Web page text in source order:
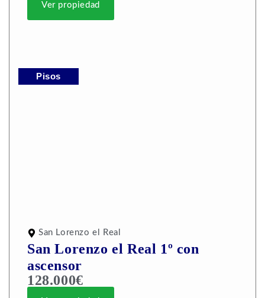
Ver propiedad
Pisos
San Lorenzo el Real
San Lorenzo el Real 1º con
ascensor
128.000€